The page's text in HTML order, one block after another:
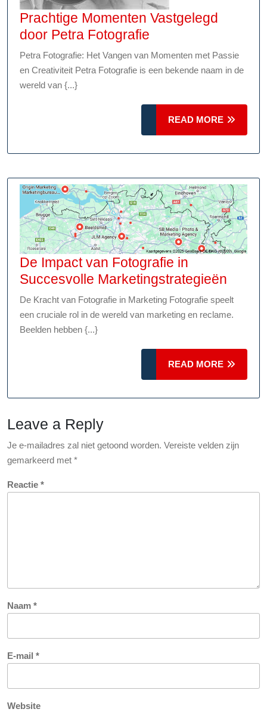
Prachtige Momenten Vastgelegd
door Petra Fotografie
Momenten
Vastgelegd
Petra
Fotografie
Petra Fotografie: Het Vangen van Momenten met Passie
en Creativiteit Petra Fotografie is een bekende naam in de
wereld van {...}
READ MORE
MORE
De Impact van Fotografie in
Succesvolle Marketingstrategieën
Impact
van
in
De Kracht van Fotografie in Marketing Fotografie speelt
een cruciale rol in de wereld van marketing en reclame.
Beelden hebben {...}
READ MORE
MORE
Leave a Reply
Je e-mailadres zal niet getoond worden. Vereiste velden zijn
gemarkeerd met *
Reactie *
Naam *
E-mail *
Website